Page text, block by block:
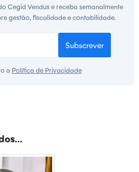
Cegid Vendus e receba semanalmente
gestão, fiscalidade e contabilidade.
Subscrever
a Política de Privacidade